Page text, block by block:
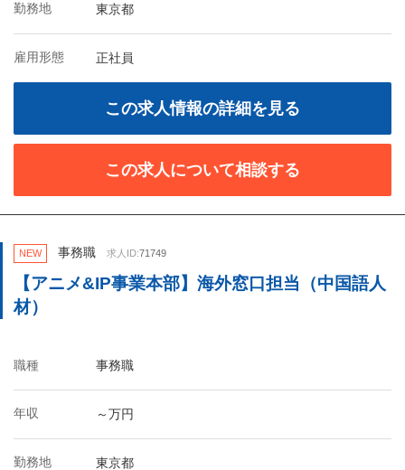
勤務地 東京都
雇用形態 正社員
この求人情報の詳細を見る
この求人について相談する
NEW 事務職 求人ID:71749
【アニメ&IP事業本部】海外窓口担当（中国語人
材）
職種 事務職
年収 ～万円
勤務地 東京都